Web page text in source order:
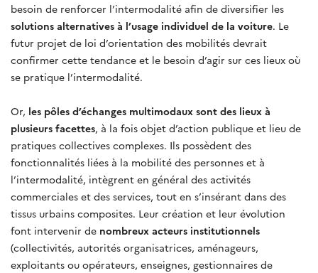
besoin de renforcer l’intermodalité afin de diversifier les
solutions alternatives à l’usage individuel de la voiture. Le
futur projet de loi d’orientation des mobilités devrait
confirmer cette tendance et le besoin d’agir sur ces lieux où
se pratique l’intermodalité.
Or, les pôles d’échanges multimodaux sont des lieux à
plusieurs facettes, à la fois objet d’action publique et lieu de
pratiques collectives complexes. Ils possèdent des
fonctionnalités liées à la mobilité des personnes et à
l’intermodalité, intègrent en général des activités
commerciales et des services, tout en s’insérant dans des
tissus urbains composites. Leur création et leur évolution
font intervenir de nombreux acteurs institutionnels
(collectivités, autorités organisatrices, aménageurs,
exploitants ou opérateurs, enseignes, gestionnaires de